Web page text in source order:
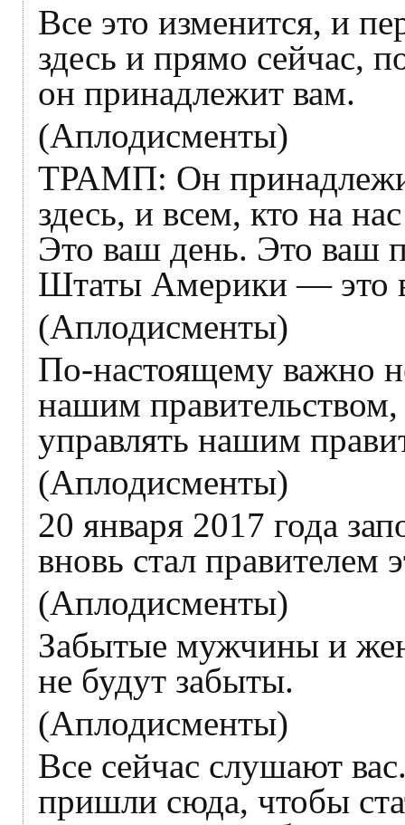
Все это изменится, и
здесь и прямо сейчас,
он принадлежит вам.
(Аплодисменты)
ТРАМП: Он
здесь, и всем, кто на
Это ваш день. Это ваш
Штаты Америки — это
(Аплодисменты)
По-настоящему важно
нашим правительством,
управлять нашим
(Аплодисменты)
20 января 2017 года
вновь стал правителем
(Аплодисменты)
Забытые мужчины и
не будут забыты.
(Аплодисменты)
Все сейчас слушают
пришли сюда, чтобы